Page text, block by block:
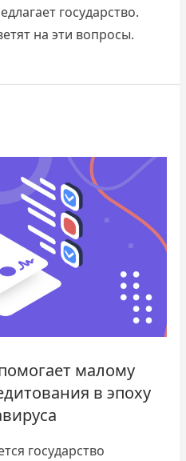
государство.
на эти вопросы.
малому
в эпоху
государство